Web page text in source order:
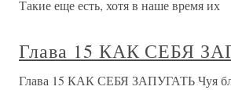
Такие еще есть, хотя в наше время их
Глава 15 КАК СЕБЯ
Глава 15 КАК СЕБЯ ЗАПУГАТЬ Чуя